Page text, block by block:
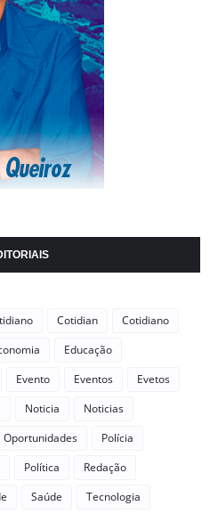
Cotidian
Cotidiano
Educação
Evento Eventos
Evetos
Noticia
Noticias
Oportunidades
Polícia
Política
Redação
Saúde Tecnologia